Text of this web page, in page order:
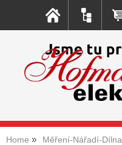
Home Měření-Nářadí-Dílna